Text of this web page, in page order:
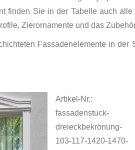
finden Sie in der Tabelle auch
Zierornamente und das
Fassadenelemente in der
Artikel-Nr.:
fassadenstuck-
dreieckbekrönung-
103-117-1420-1470-